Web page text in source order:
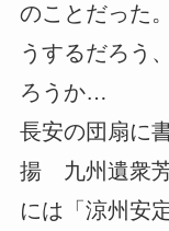
のことだった
うするだろう
ろうか…
長安の団扇に
揚 九州遺衆
には「涼州安